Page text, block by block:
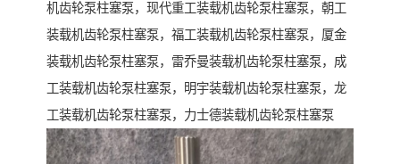
机齿轮泵柱塞泵，现代重工装载机齿轮泵柱塞泵，朝工
装载机齿轮泵柱塞泵，福工装载机齿轮泵柱塞泵，厦金
装载机齿轮泵柱塞泵，雷乔曼装载机齿轮泵柱塞泵，成
工装载机齿轮泵柱塞泵，明宇装载机齿轮泵柱塞泵，龙
工装载机齿轮泵柱塞泵，力士德装载机齿轮泵柱塞泵